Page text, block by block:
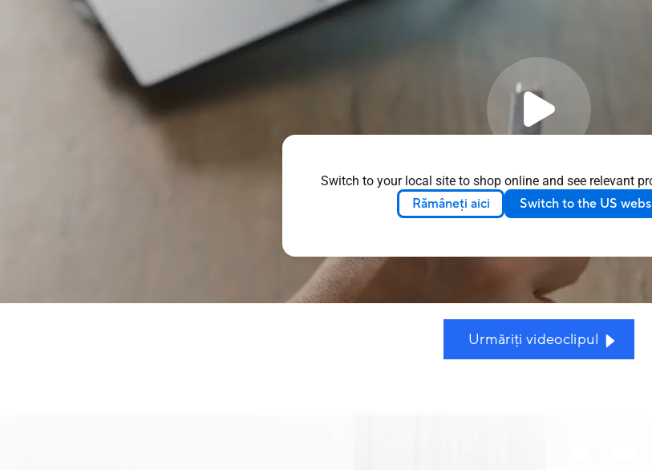
Switch to your local site to shop online and see relevant
Rămâneți aici Switch to the US
Urmăriți videoclipul